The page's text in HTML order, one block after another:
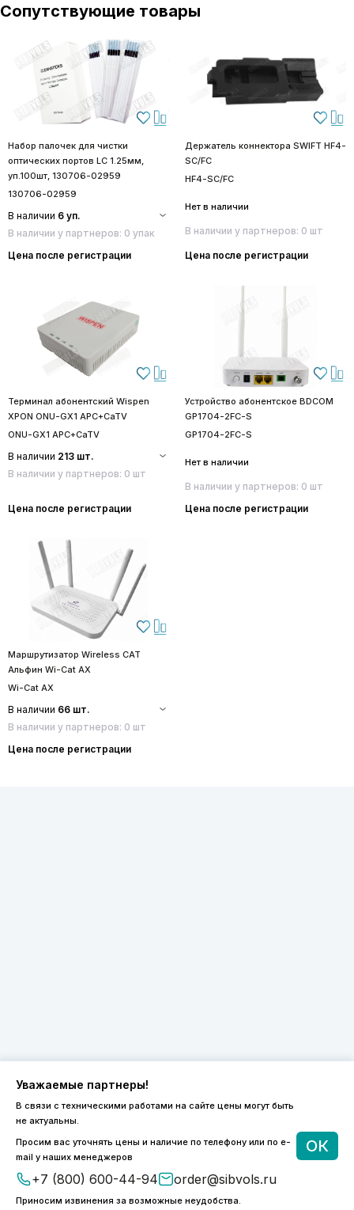
Сопутствующие товары
Набор палочек для чистки
оптических портов LC 1.25мм,
уп.100шт, 130706-02959
130706-02959
В наличии 6 уп.
В наличии у партнеров: 0 упак
Цена после регистрации
Держатель коннектора SWIFT HF4-
SC/FC
HF4-SC/FC
Нет в наличии
В наличии у партнеров: 0 шт
Цена после регистрации
Терминал абонентский Wispen
XPON ONU-GX1 APC+CaTV
ONU-GX1 APC+CaTV
В наличии 213 шт.
В наличии у партнеров: 0 шт
Цена после регистрации
Устройство абонентское BDCOM
GP1704-2FC-S
GP1704-2FC-S
Нет в наличии
В наличии у партнеров: 0 шт
Цена после регистрации
Маршрутизатор Wireless CAT
Альфин Wi-Cat AX
Wi-Cat AX
В наличии 66 шт.
В наличии у партнеров: 0 шт
Цена после регистрации
Уважаемые партнеры!
В связи с техническими работами на сайте цены могут быть
не актуальны.
Просим вас уточнять цены и наличие по телефону или по e-
mail у наших менеджеров
+7 (800) 600-44-94 order@sibvols.ru
Приносим извинения за возможные неудобства.
ОК
ПН-ПТ 9:00 - 18:00
order@sibvols.ru
О компании Доставка и оплата